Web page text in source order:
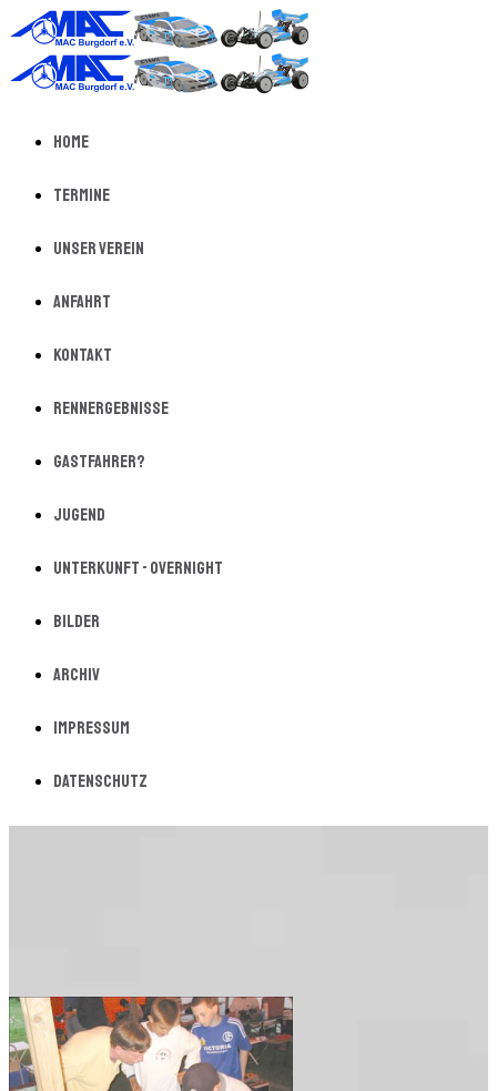
Home
Termine
Unser Verein
Anfahrt
Kontakt
Rennergebnisse
Gastfahrer?
Jugend
Unterkunft - Overnight
Bilder
Archiv
Impressum
Datenschutz